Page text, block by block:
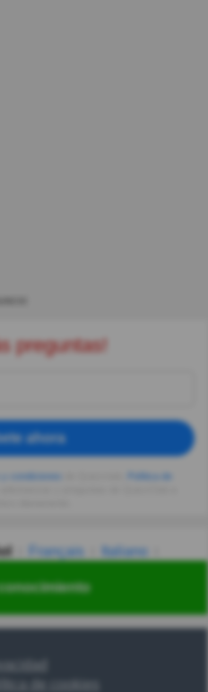
preguntas!
ahora
Français
Italiano
한국어 汉语